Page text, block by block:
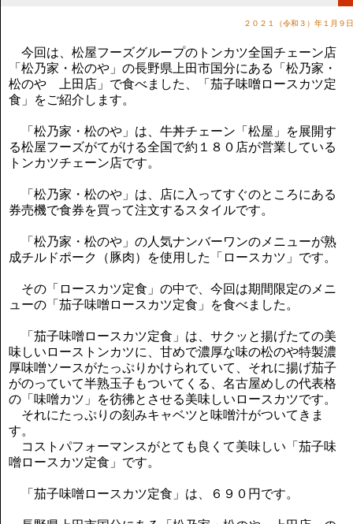
２０２１（令和３）年１月９日
今回は、松屋フーズグループのトンカツ全国チェーン店
「松乃家・松のや」の長野県上田市国分にある「松乃家・
松のや 上田店」で食べました、「茄子味噌ロースカツ定
食」をご紹介します。
「松乃家・松のや」は、牛丼チェーン「松屋」を展開す
る松屋フーズがてがける全国で約１８０店が営業している
トンカツチェーン店です。
「松乃家・松のや」は、店に入ってすぐのところにある
券売機で食券を買って注文するスタイルです。
「松乃家・松のや」の人気ナンバーワンのメニューが熟
成チルドポーク（豚肉）を使用した「ロースカツ」です。
その「ロースカツ定食」の中で、今回は期間限定のメニ
ューの「茄子味噌ロースカツ定食」を食べました。
「茄子味噌ロースカツ定食」は、サクッと揚げたての美
味しいローストンカツに、甘めで濃厚な味の松のや特製濃
厚味噌ソースがたっぷりかけられていて、それに揚げ茄子
がのっていて半熟玉子もついてくる、名古屋めしの代表格
の「味噌カツ」を彷彿とさせる美味しいロースカツです。
それにたっぷりの刻みキャベツと味噌汁がついてきま
す。
コストパフォーマンスがとても良くて美味しい「茄子味
噌ロースカツ定食」です。
「茄子味噌ロースカツ定食」は、６９０円です。